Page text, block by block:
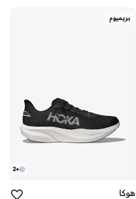
بريميوم
+
2
هوكا